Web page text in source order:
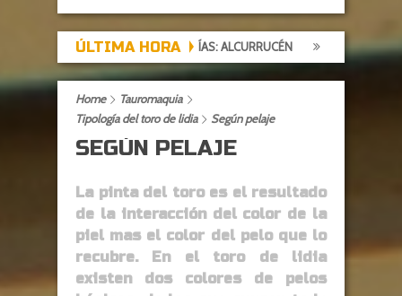
ÚLTIMA HORA
GANADERÍAS: ALCURRUCÉN TARDE DE EXPECTACIÓN, TARDE
Home
Tauromaquia
Tipología del toro de lidia
Según pelaje
SEGÚN PELAJE
La pinta del toro es el resultado
de la interacción del color de la
piel mas el color del pelo que lo
recubre. En el toro de lidia
existen dos colores de pelos